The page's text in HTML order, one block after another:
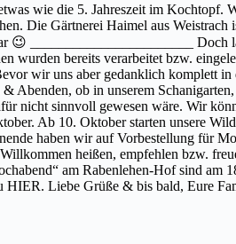
wie die 5. Jahreszeit im Kochtopf.
Die Gärtnerei Haimel aus Weistrach
😉 _______________________ Doch
bereits verarbeitet bzw.
wir uns aber gedanklich komplett
Abenden, ob in unserem
nicht sinnvoll gewesen wäre. Wir
Ab 10. Oktober starten unsere
haben wir auf Vorbestellung für
heißen, empfehlen bzw.
am Rabenlehen-Hof sind am
Liebe Grüße & bis bald, Eure